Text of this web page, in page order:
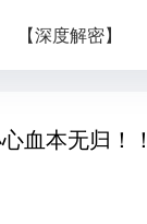
【深度解密】
血本无归！！